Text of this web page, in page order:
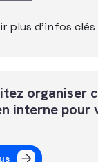
plus d’infos clés
organiser
interne pour